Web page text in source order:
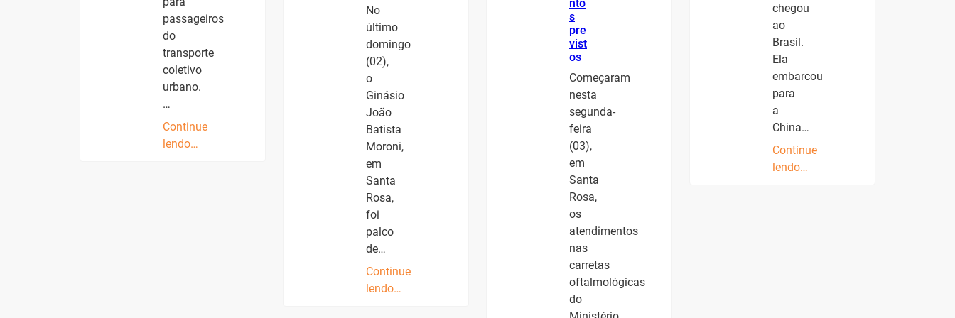
passageiros
do
transporte
coletivo
urbano.
…
Continue
lendo…
No
último
domingo
(02),
o
Ginásio
João
Batista
Moroni,
em
Santa
Rosa,
foi
palco
de…
Continue
lendo…
nto
s
pre
vist
os
Começaram
nesta
segunda-
feira
(03),
em
Santa
Rosa,
os
atendimentos
nas
carretas
oftalmológicas
do
chegou
ao
Brasil.
Ela
embarcou
para
a
China…
Continue
lendo…